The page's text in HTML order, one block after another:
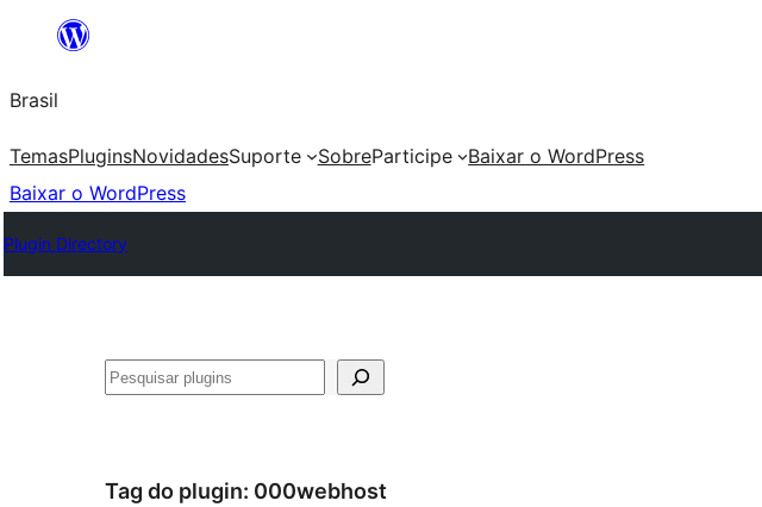
o
conteúdo
Brasil
TemasPluginsNovidadesSuporte SobreParticipe
Baixar o WordPress
Baixar o WordPress
Plugin Directory
Pesquisar
Tag do plugin: 000webhost